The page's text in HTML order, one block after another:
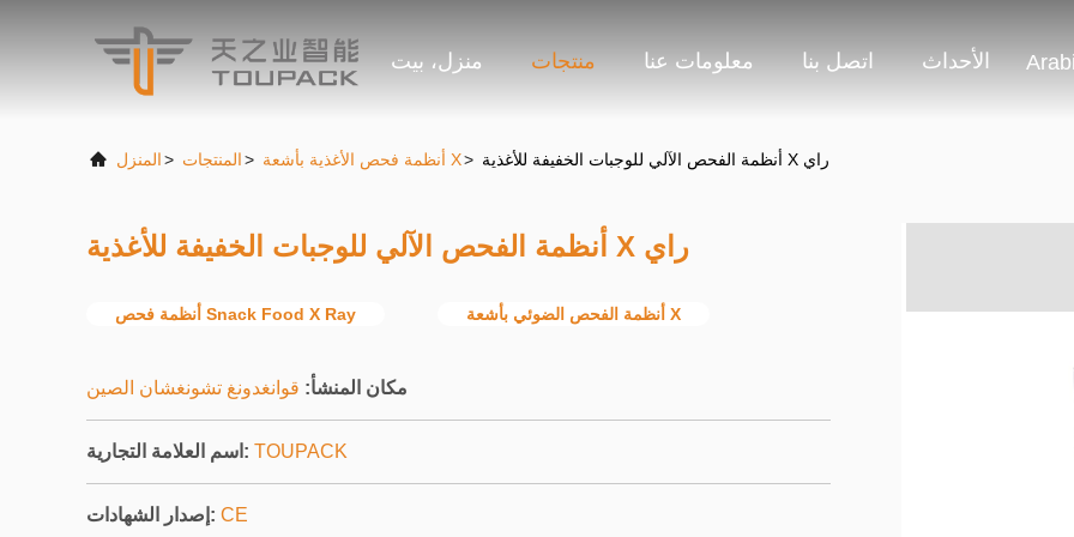
منزل، بيت منتجات معلومات عنا اتصل بنا الأحداث
المنزل> المنتجات> أنظمة فحص الأغذية بأشعة X> أنظمة الفحص الآلي للوجبات الخفيفة للأغذية X راي
أنظمة الفحص الآلي للوجبات الخفيفة للأغذية X راي
أنظمة فحص Snack Food X Ray أنظمة الفحص الضوئي بأشعة X
مكان المنشأ: قوانغدونغ تشونغشان الصين
اسم العلامة التجارية: TOUPACK
إصدار الشهادات: CE